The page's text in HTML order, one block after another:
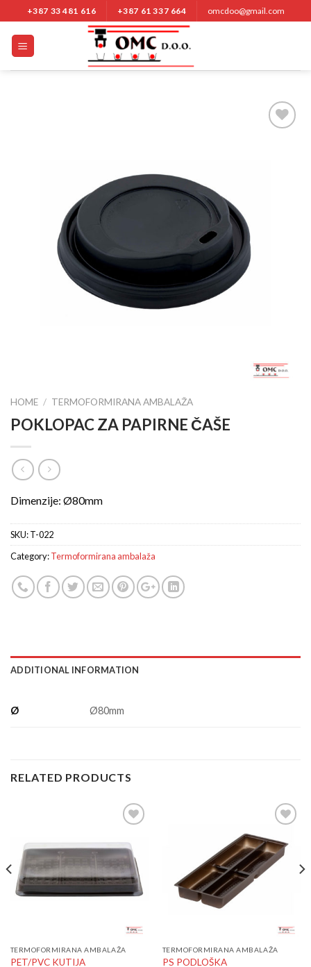
Nastavi
na
sadržaj
+387 33 481 616 +387 61 337 664 omcdoo@gmail.com
HOME / TERMOFORMIRANA AMBALAŽA
POKLOPAC ZA PAPIRNE ČAŠE
Dimenzije: Ø80mm
SKU:T-022
Category:Termoformirana ambalaža
ADDITIONAL INFORMATION
Ø Ø80mm
RELATED PRODUCTS
Wishlist
TERMOFORMIRANA AMBALAŽA
PET/PVC KUTIJA
Wishlist
TERMOFORMIRANA AMBALAŽA
PS PODLOŠKA